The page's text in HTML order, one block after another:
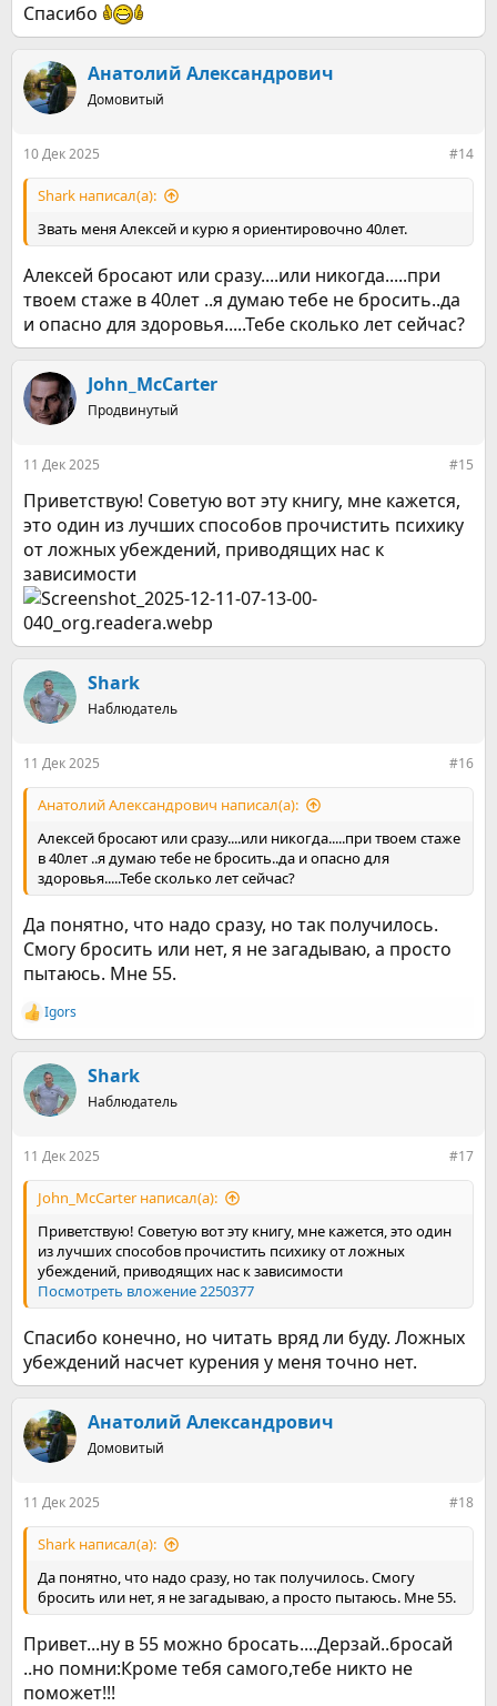
Спасибо
Анатолий Александрович
Домовитый
10 Дек 2025 #14
Shark написал(а):
Звать меня Алексей и курю я ориентировочно 40лет.
Алексей бросают или сразу....или никогда.....при
твоем стаже в 40лет ..я думаю тебе не бросить..да
и опасно для здоровья.....Тебе сколько лет сейчас?
John_McCarter
Продвинутый
11 Дек 2025 #15
Приветствую! Советую вот эту книгу, мне кажется,
это один из лучших способов прочистить психику
от ложных убеждений, приводящих нас к
зависимости
Shark
Наблюдатель
11 Дек 2025 #16
Анатолий Александрович написал(а):
Алексей бросают или сразу....или никогда.....при твоем стаже
в 40лет ..я думаю тебе не бросить..да и опасно для
здоровья.....Тебе сколько лет сейчас?
Да понятно, что надо сразу, но так получилось.
Смогу бросить или нет, я не загадываю, а просто
пытаюсь. Мне 55.
Р
е
к
ц
и
Igors
Shark
Наблюдатель
11 Дек 2025 #17
John_McCarter написал(а):
Приветствую! Советую вот эту книгу, мне кажется, это один
из лучших способов прочистить психику от ложных
убеждений, приводящих нас к зависимости
Посмотреть вложение 2250377
Спасибо конечно, но читать вряд ли буду. Ложных
убеждений насчет курения у меня точно нет.
Анатолий Александрович
Домовитый
11 Дек 2025 #18
Shark написал(а):
Да понятно, что надо сразу, но так получилось. Смогу
бросить или нет, я не загадываю, а просто пытаюсь. Мне 55.
Привет...ну в 55 можно бросать....Дерзай..бросай
..но помни:Кроме тебя самого,тебе никто не
поможет!!!